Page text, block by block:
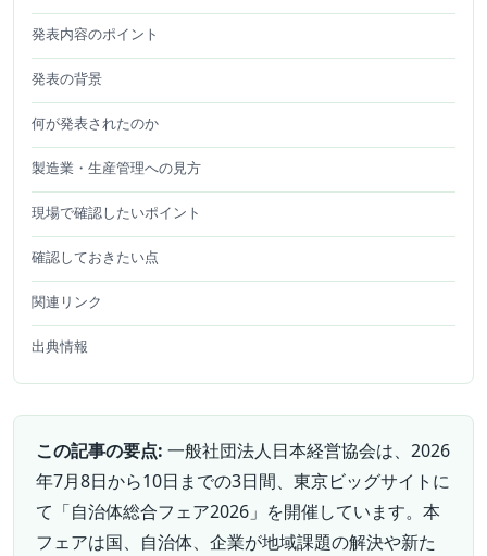
発表内容のポイント
発表の背景
何が発表されたのか
製造業・生産管理への見方
現場で確認したいポイント
確認しておきたい点
関連リンク
出典情報
この記事の要点: 一般社団法人日本経営協会は、2026
年7月8日から10日までの3日間、東京ビッグサイトに
て「自治体総合フェア2026」を開催しています。本
フェアは国、自治体、企業が地域課題の解決や新た